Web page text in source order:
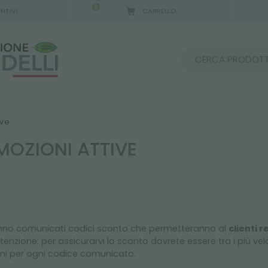
0
ATTIVE
comunicati codici sconto che permetteranno ai clienti
per assicurarvi lo sconto dovrete essere tra i più
per ogni codice comunicato.